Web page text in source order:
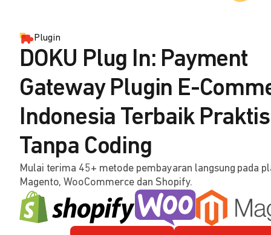
Plugin
DOKU Plug In: Payment
Gateway Plugin E-
Indonesia Terbaik Praktis
Tanpa Coding
Mulai terima 45+ metode pembayaran langsung pada
Magento, WooCommerce dan Shopify.